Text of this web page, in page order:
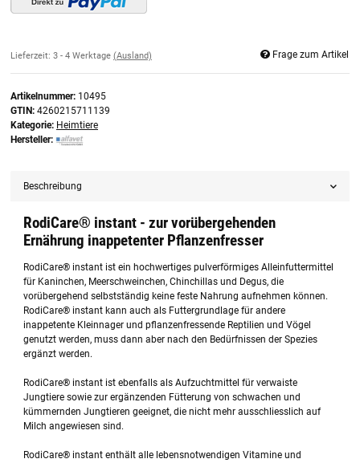
Lieferzeit: 3 - 4 Werktage (Ausland) Frage zum Artikel
Artikelnummer: 10495
GTIN: 4260215711139
Kategorie: Heimtiere
Hersteller:
Beschreibung
RodiCare® instant - zur vorübergehenden
Ernährung inappetenter Pflanzenfresser
RodiCare® instant ist ein hochwertiges pulverförmiges Alleinfuttermittel
für Kaninchen, Meerschweinchen, Chinchillas und Degus, die
vorübergehend selbstständig keine feste Nahrung aufnehmen können.
RodiCare® instant kann auch als Futtergrundlage für andere
inappetente Kleinnager und pflanzenfressende Reptilien und Vögel
genutzt werden, muss dann aber nach den Bedürfnissen der Spezies
ergänzt werden.
RodiCare® instant ist ebenfalls als Aufzuchtmittel für verwaiste
Jungtiere sowie zur ergänzenden Fütterung von schwachen und
kümmernden Jungtieren geeignet, die nicht mehr ausschliesslich auf
Milch angewiesen sind.
RodiCare® instant enthält alle lebensnotwendigen Vitamine und